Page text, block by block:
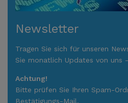
Newsletter
Tragen Sie sich für unseren
Sie monatlich Updates von uns
Achtung!
Bitte prüfen Sie Ihren Spam-
Bestätigungs-Mail.